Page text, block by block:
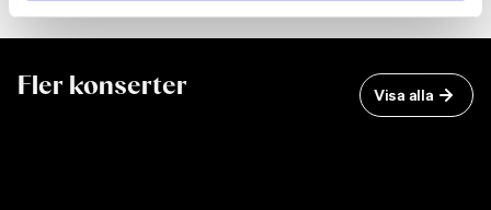
Fler konserter Visa alla